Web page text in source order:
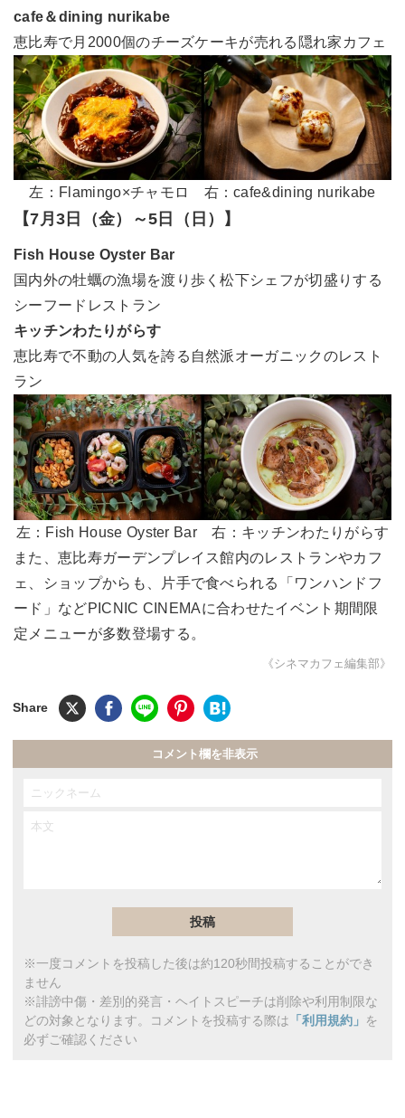
cafe＆dining nurikabe
恵比寿で月2000個のチーズケーキが売れる隠れ家カフェ
左：Flamingo×チャモロ 右：cafe&dining nurikabe
【7月3日（金）～5日（日）】
Fish House Oyster Bar
国内外の牡蠣の漁場を渡り歩く松下シェフが切盛りする
シーフードレストラン
キッチンわたりがらす
恵比寿で不動の人気を誇る自然派オーガニックのレスト
ラン
左：Fish House Oyster Bar​ 右：キッチンわたりがらす
また、恵比寿ガーデンプレイス館内のレストランやカフ
ェ、ショップからも、片手で食べられる「ワンハンドフ
ード」などPICNIC CINEMAに合わせたイベント期間限
定メニューが多数登場する。
《シネマカフェ編集部》
コメント欄を非表示
※一度コメントを投稿した後は約120秒間投稿することができ
ません
※誹謗中傷・差別的発言・ヘイトスピーチは削除や利用制限な
どの対象となります。コメントを投稿する際は 「利用規約」 を
必ずご確認ください